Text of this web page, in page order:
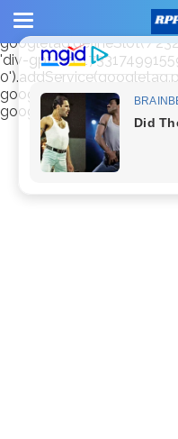
window.googletag =
googletag.defineSlot('/
'div-gpt-ad-
googletag.enableServices();